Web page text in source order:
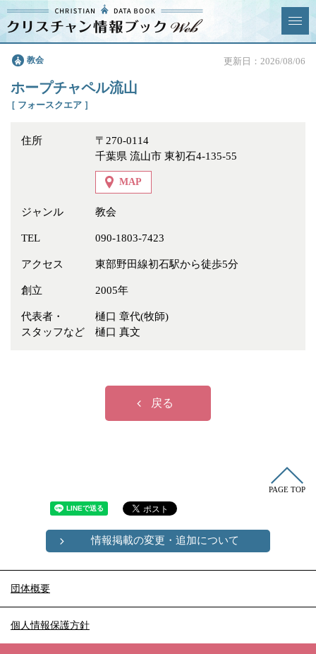
クリスチャン
情報ブックとは
News & Topics
よくあるご質問
教会 学校・幼稚園・神学校
特別集会奉仕者
冠婚葬祭
教会 更新日：2026/08/06
ホープチャペル流山
［ フォースクエア ］
住所
〒270-0114
千葉県 流山市 東初石4-135-55
MAP
ジャンル 教会
TEL 090-1803-7423
アクセス 東部野田線初石駅から徒歩5分
創立 2005年
代表者・
スタッフなど
樋口 章代(牧師)
樋口 真文
戻る
PAGE TOP
情報掲載の変更・追加について
団体概要
個人情報保護方針